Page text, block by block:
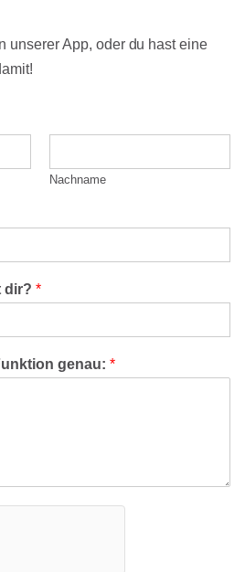
unserer App, oder du hast eine
Nachname
dir? *
genau: *